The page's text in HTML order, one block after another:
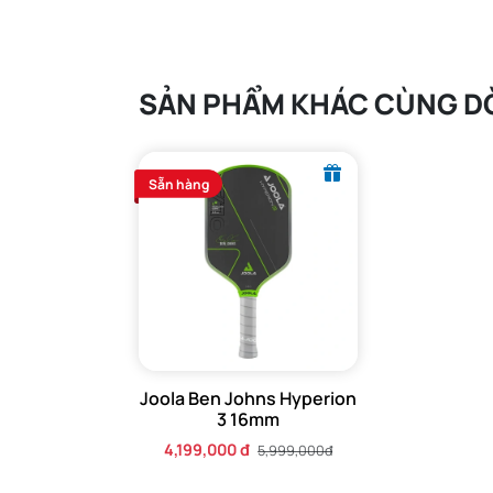
Tổng quan về vợt Pickleball
Joola Collin Johns Scorpeus 3 16mm
16mm, mang lại sự ổn định vượt trội khi tiếp xúc
SẢN PHẨM KHÁC CÙNG
Sẵn hàng
Joola Ben Johns Hyperion
3 16mm
4,199,000 đ 5,999,000đ